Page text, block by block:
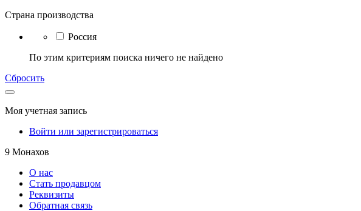
Страна производства
Россия
По этим критериям поиска ничего не найдено
Сбросить
Моя учетная запись
Войти или зарегистрироваться
9 Монахов
О нас
Стать продавцом
Реквизиты
Обратная связь